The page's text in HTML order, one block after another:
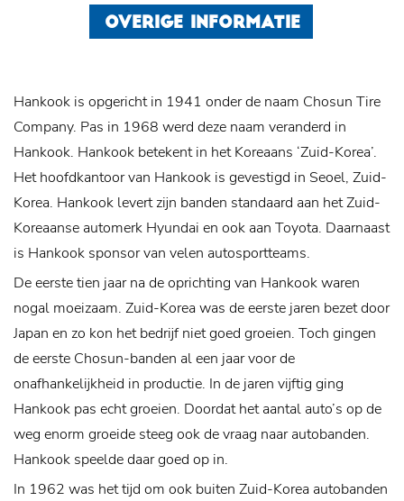
OVERIGE INFORMATIE
Hankook is opgericht in 1941 onder de naam Chosun Tire
Company. Pas in 1968 werd deze naam veranderd in
Hankook. Hankook betekent in het Koreaans ‘Zuid-Korea’.
Het hoofdkantoor van Hankook is gevestigd in Seoel, Zuid-
Korea. Hankook levert zijn banden standaard aan het Zuid-
Koreaanse automerk Hyundai en ook aan Toyota. Daarnaast
is Hankook sponsor van velen autosportteams.
De eerste tien jaar na de oprichting van Hankook waren
nogal moeizaam. Zuid-Korea was de eerste jaren bezet door
Japan en zo kon het bedrijf niet goed groeien. Toch gingen
de eerste Chosun-banden al een jaar voor de
onafhankelijkheid in productie. In de jaren vijftig ging
Hankook pas echt groeien. Doordat het aantal auto’s op de
weg enorm groeide steeg ook de vraag naar autobanden.
Hankook speelde daar goed op in.
In 1962 was het tijd om ook buiten Zuid-Korea autobanden